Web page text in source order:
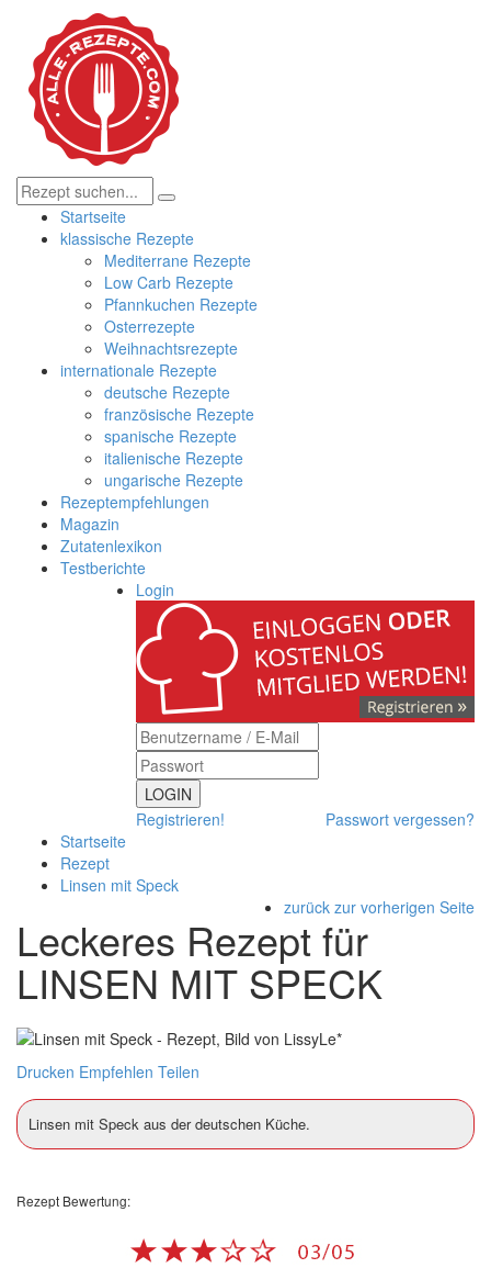
Startseite
klassische Rezepte
Mediterrane Rezepte
Low Carb Rezepte
Pfannkuchen Rezepte
Osterrezepte
Weihnachtsrezepte
internationale Rezepte
deutsche Rezepte
französische Rezepte
spanische Rezepte
italienische Rezepte
ungarische Rezepte
Rezeptempfehlungen
Magazin
Zutatenlexikon
Testberichte
Login
LOGIN
Registrieren!
Passwort vergessen?
Startseite
Rezept
Linsen mit Speck
zurück zur vorherigen Seite
Leckeres Rezept für
LINSEN MIT SPECK
Drucken Empfehlen Teilen
Linsen mit Speck aus der deutschen Küche.
Rezept Bewertung: